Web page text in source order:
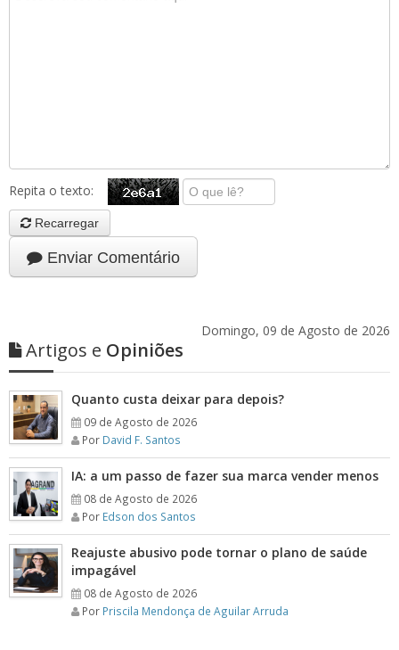
Repita o texto:
Recarregar
Enviar Comentário
Domingo, 09 de Agosto de 2026
Artigos e Opiniões
Quanto custa deixar para depois?
09 de Agosto de 2026
Por David F. Santos
IA: a um passo de fazer sua marca vender menos
08 de Agosto de 2026
Por Edson dos Santos
Reajuste abusivo pode tornar o plano de saúde
impagável
08 de Agosto de 2026
Por Priscila Mendonça de Aguilar Arruda